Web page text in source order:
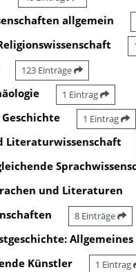
allgemein
123 Einträge
1 Eintrag
1 Eintrag
Literaturwissenschaft
und Literaturen
8 Einträge
Allgemeines
Künstler 1 Eintrag